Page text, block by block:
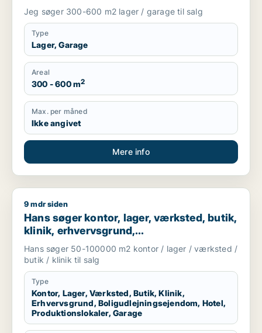
Jeg søger 300-600 m2 lager / garage til salg
Type
Lager, Garage
Areal
300 - 600 m2
Max. per måned
Ikke angivet
Mere info
Hans søger kontor, lager, værksted, butik, klinik,
9 mdr siden
Hans søger kontor, lager, værksted, butik,
klinik, erhvervsgrund,
boligudlejningsejendom, hotel,
produktionslokaler eller garage til salg i
Region Sjælland
Hans søger 50-100000 m2 kontor / lager / værksted /
butik / klinik til salg
Type
Kontor, Lager, Værksted, Butik, Klinik,
Erhvervsgrund, Boligudlejningsejendom, Hotel,
Produktionslokaler, Garage